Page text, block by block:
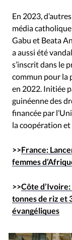
En 2023,
média
Gabu et Beata
a aussi été
s’inscrit dans le
commun pour la
en 2022. Initiée
guinéenne des
financée par
la coopération et
>>France:
femmes
>>Côte
tonnes de riz et
évangéliques